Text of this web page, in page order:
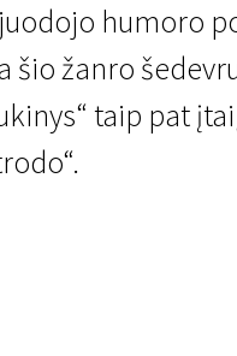
humoro
žanro
taip pat